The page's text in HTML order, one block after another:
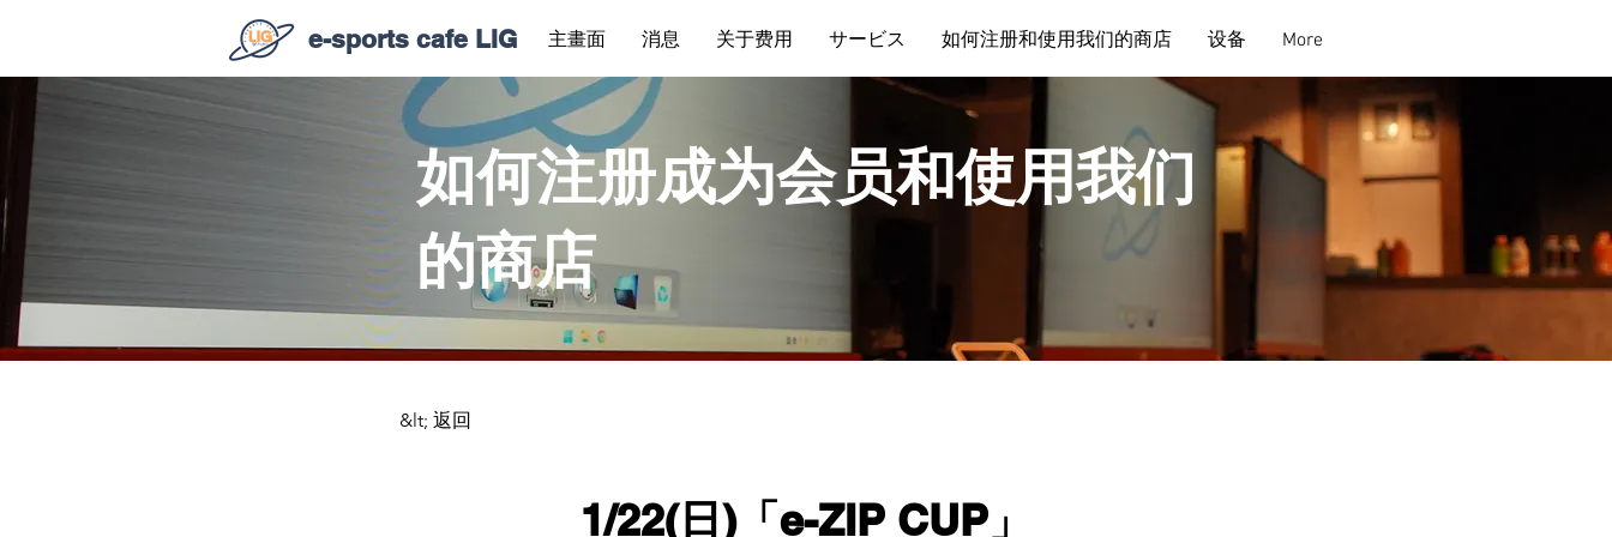
主畫面 消息 关于费用 サービス 如何注册和使用我们的商店 设备 More
e-sports cafe LIG
如何注册成为会员和使用我们
的商店
&lt; 返回
1/22(日)「e-ZIP CUP」